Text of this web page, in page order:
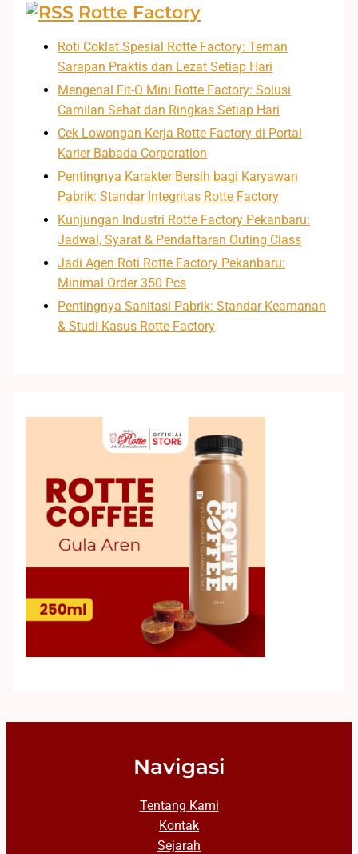
Rotte Factory
Roti Coklat Spesial Rotte Factory: Teman
Sarapan Praktis dan Lezat Setiap Hari
Mengenal Fit-O Mini Rotte Factory: Solusi
Camilan Sehat dan Ringkas Setiap Hari
Cek Lowongan Kerja Rotte Factory di Portal
Karier Babada Corporation
Pentingnya Karakter Bersih bagi Karyawan
Pabrik: Standar Integritas Rotte Factory
Kunjungan Industri Rotte Factory Pekanbaru:
Jadwal, Syarat & Pendaftaran Outing Class
Jadi Agen Roti Rotte Factory Pekanbaru:
Minimal Order 350 Pcs
Pentingnya Sanitasi Pabrik: Standar Keamanan
& Studi Kasus Rotte Factory
Navigasi
Tentang Kami
Kontak
Sejarah